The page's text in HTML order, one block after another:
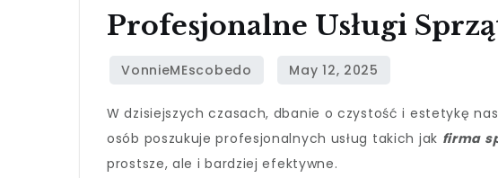
Profesjonalne Usługi
W dzisiejszych czasach, dbanie o czystość i estetykę
osób poszukuje profesjonalnych usług takich jak firma
prostsze, ale i bardziej efektywne.